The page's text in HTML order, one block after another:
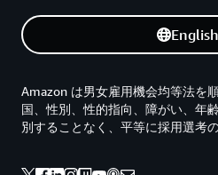
English
Amazon は男女雇用機会均等法を
国、性別、性的指向、障がい、年
別することなく、平等に採用選考